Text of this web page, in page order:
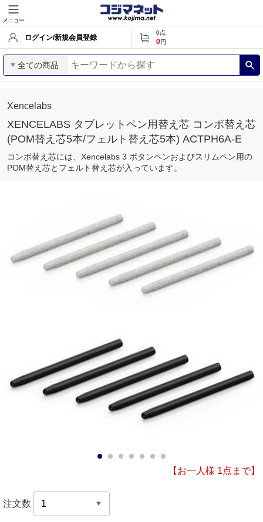
メニュー
ログイン/新規会員登録
0点
0円
全ての商品
Xencelabs
XENCELABS タブレットペン用替え芯 コンボ替え芯
(POM替え芯5本/フェルト替え芯5本) ACTPH6A-E
コンボ替え芯には、Xencelabs 3 ボタンペンおよびスリムペン用の
POM替え芯とフェルト替え芯が入っています。
【お一人様 1点まで】
注文数